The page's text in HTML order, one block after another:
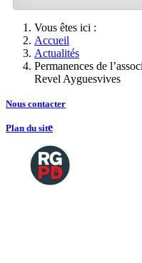
Vous êtes ici :
Accueil
Actualités
Permanences de
Revel Ayguesvives
Nous contacter
Plan du site